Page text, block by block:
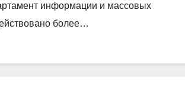
информации и массовых
более…